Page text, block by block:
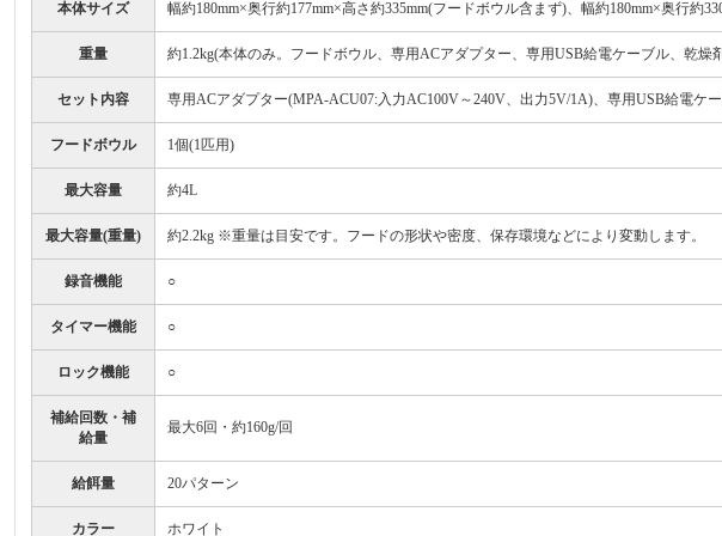
本体サイズ 幅約180mm×奥行約177mm×高さ約335mm(フードボウル含まず)、幅約180mm×奥行約
重量 約1.2kg(本体のみ。フードボウル、専用ACアダプター、専用USB給電ケーブル、乾燥
セット内容 専用ACアダプター(MPA-ACU07:入力AC100V～240V、出力5V/1A)、専用USB給電ケ
フードボウル 1個(1匹用)
最大容量 約4L
最大容量(重量) 約2.2kg ※重量は目安です。フードの形状や密度、保存環境などにより変動します。
録音機能 ○
タイマー機能 ○
ロック機能 ○
補給回数・補
給量
最大6回・約160g/回
給餌量 20パターン
カラー ホワイト